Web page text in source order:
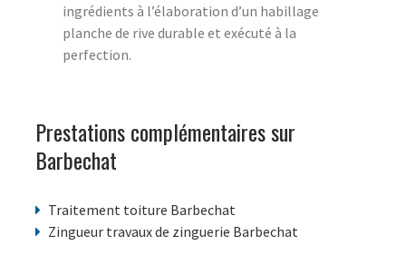
ingrédients à l’élaboration d’un habillage
planche de rive durable et exécuté à la
perfection.
Prestations complémentaires sur
Barbechat
Traitement toiture Barbechat
Zingueur travaux de zinguerie Barbechat